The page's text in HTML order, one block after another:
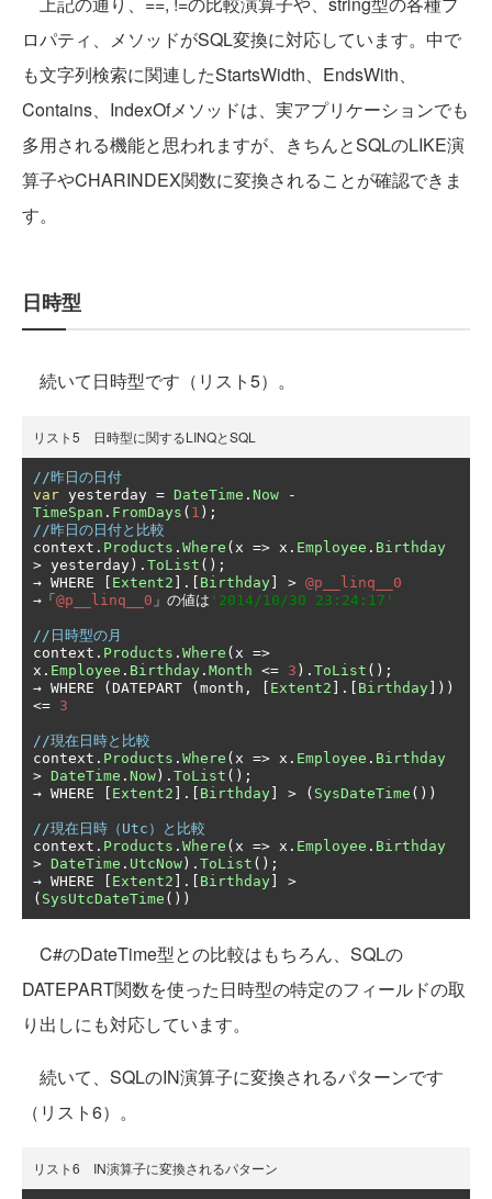
ロパティ、メソッドがSQL変換に対応しています。中で
も文字列検索に関連したStartsWidth、EndsWith、
Contains、IndexOfメソッドは、実アプリケーションでも
多用される機能と思われますが、きちんとSQLのLIKE演
算子やCHARINDEX関数に変換されることが確認できま
す。
日時型
続いて日時型です（リスト5）。
リスト5 日時型に関するLINQとSQL
//昨日の日付
var yesterday = DateTime . Now
-
TimeSpan . FromDays ( 1 );
//昨日の日付と比較
context . Products . Where ( x => x . Employee . Birthday
> yesterday ). ToList ();
→ WHERE Extent2 ].[ Birthday > @p__linq__0
→「 @p__linq__0 」の値は '2014/10/30 23:24:17'
//日時型の月
context . Products . Where ( x =>
x . Employee . Birthday . Month <= 3 ). ToList ();
→ WHERE ( DATEPART ( month , Extent2 ].[ Birthday ]))
<= 3
//現在日時と比較
context . Products . Where ( x => x . Employee . Birthday
> DateTime . Now ). ToList ();
→ WHERE Extent2 ].[ Birthday > ( SysDateTime ())
//現在日時（Utc）と比較
context . Products . Where ( x => x . Employee . Birthday
> DateTime . UtcNow ). ToList ();
→ WHERE Extent2 ].[ Birthday
>
( SysUtcDateTime ())
C#のDateTime型との比較はもちろん、SQLの
DATEPART関数を使った日時型の特定のフィールドの取
り出しにも対応しています。
続いて、SQLのIN演算子に変換されるパターンです
（リスト6）。
リスト6 IN演算子に変換されるパターン